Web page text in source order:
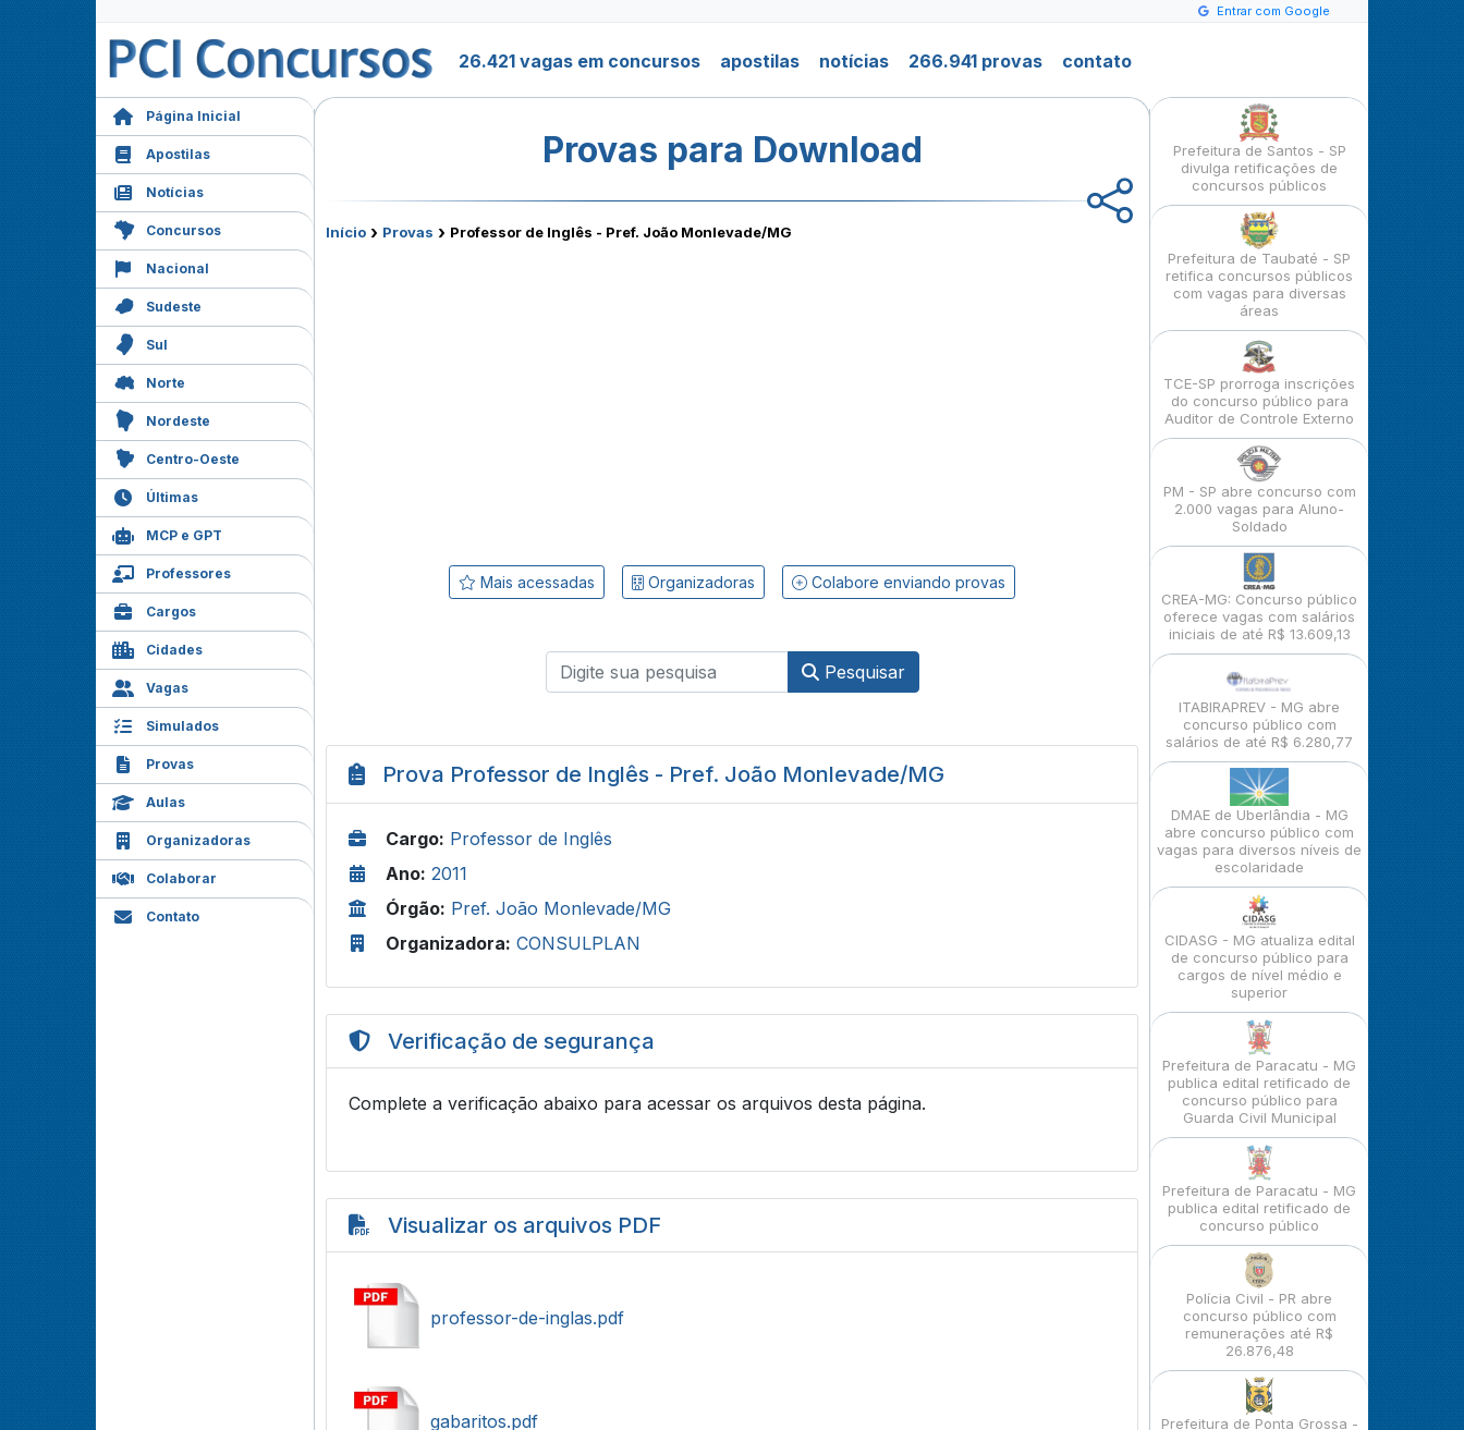
Entrar com Google
26.421 vagas em concursos apostilas notícias 266.941 provas contato
Página Inicial
Apostilas
Notícias
Concursos
Nacional
Sudeste
Sul
Norte
Nordeste
Centro-Oeste
Últimas
MCP e GPT
Professores
Cargos
Cidades
Vagas
Simulados
Provas
Aulas
Organizadoras
Colaborar
Contato
Provas para Download
Início › Provas › Professor de Inglês - Pref. João Monlevade/MG
Mais acessadas Organizadoras Colabore enviando provas
Pesquisar
Prova Professor de Inglês - Pref. João Monlevade/MG
Cargo: Professor de Inglês
Ano: 2011
Órgão: Pref. João Monlevade/MG
Organizadora: CONSULPLAN
Verificação de segurança
Complete a verificação abaixo para acessar os arquivos desta página.
Visualizar os arquivos PDF
professor-de-inglas.pdf
gabaritos.pdf
Prefeitura de Santos - SP
divulga retificações de
concursos públicos
Prefeitura de Taubaté - SP
retifica concursos públicos
com vagas para diversas
áreas
TCE-SP prorroga inscrições
do concurso público para
Auditor de Controle Externo
PM - SP abre concurso com
2.000 vagas para Aluno-
Soldado
CREA-MG: Concurso público
oferece vagas com salários
iniciais de até R$ 13.609,13
ITABIRAPREV - MG abre
concurso público com
salários de até R$ 6.280,77
DMAE de Uberlândia - MG
abre concurso público com
vagas para diversos níveis de
escolaridade
CIDASG - MG atualiza edital
de concurso público para
cargos de nível médio e
superior
Prefeitura de Paracatu - MG
publica edital retificado de
concurso público para
Guarda Civil Municipal
Prefeitura de Paracatu - MG
publica edital retificado de
concurso público
Polícia Civil - PR abre
concurso público com
remunerações até R$
26.876,48
Prefeitura de Ponta Grossa -